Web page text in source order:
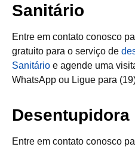
Sanitário
Entre em contato conosco
gratuito para o serviço de
Sanitário e agende uma
WhatsApp ou Ligue para
Desentupidora
Entre em contato conosco